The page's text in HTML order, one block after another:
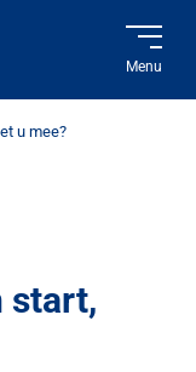
Menu
u mee?
start,